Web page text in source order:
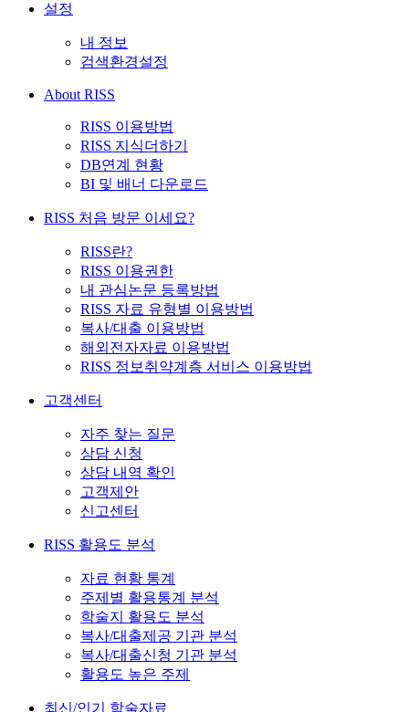
설정
내 정보
검색환경설정
About RISS
RISS 이용방법
RISS 지식더하기
DB연계 현황
BI 및 배너 다운로드
RISS 처음 방문 이세요?
RISS란?
RISS 이용권한
내 관심논문 등록방법
RISS 자료 유형별 이용방법
복사/대출 이용방법
해외전자자료 이용방법
RISS 정보취약계층 서비스 이용방법
고객센터
자주 찾는 질문
상담 신청
상담 내역 확인
고객제안
신고센터
RISS 활용도 분석
자료 현황 통계
주제별 활용통계 분석
학술지 활용도 분석
복사/대출제공 기관 분석
복사/대출신청 기관 분석
활용도 높은 주제
최신/인기 학술자료